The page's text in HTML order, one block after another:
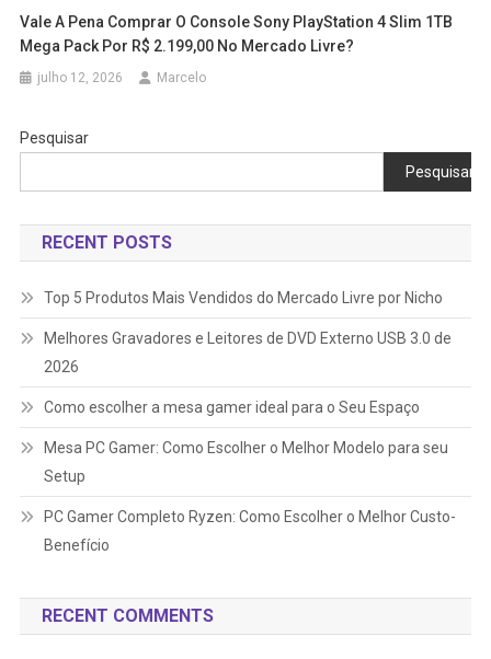
Vale A Pena Comprar O Console Sony PlayStation 4 Slim 1TB
Mega Pack Por R$ 2.199,00 No Mercado Livre?
julho 12, 2026 Marcelo
Pesquisar
Pesquisar
RECENT POSTS
Top 5 Produtos Mais Vendidos do Mercado Livre por Nicho
Melhores Gravadores e Leitores de DVD Externo USB 3.0 de
2026
Como escolher a mesa gamer ideal para o Seu Espaço
Mesa PC Gamer: Como Escolher o Melhor Modelo para seu
Setup
PC Gamer Completo Ryzen: Como Escolher o Melhor Custo-
Benefício
RECENT COMMENTS